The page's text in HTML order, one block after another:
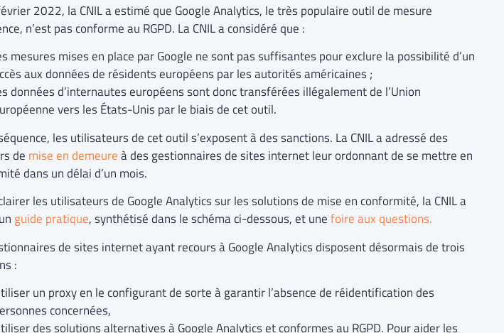
2022, la CNIL a estimé que Google Analytics, le très populaire outil de mesure
n’est pas conforme au RGPD. La CNIL a considéré que :
mesures mises en place par Google ne sont pas suffisantes pour exclure la possibilité d’un
aux données de résidents européens par les autorités américaines ;
données d’internautes européens sont donc transférées illégalement de l’Union
vers les États-Unis par le biais de cet outil.
les utilisateurs de cet outil s’exposent à des sanctions. La CNIL a adressé des
de mise en demeureà des gestionnaires de sites internet leur ordonnant de se mettre en
dans un délai d’un mois.
les utilisateurs de Google Analytics sur les solutions de mise en conformité, la CNIL a
guide pratique, synthétisé dans le schéma ci-dessous, et unefoire aux questions.
de sites internet ayant recours à Google Analytics disposent désormais de trois
:
un proxy en le configurant de sorte à garantir l’absence de réidentification des
concernées,
des solutions alternatives à Google Analytics et conformes au RGPD. Pour aider les